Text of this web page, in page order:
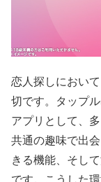
恋人探しにおい
切です。タップ
アプリとして、
共通の趣味で出
きる機能、そし
です。こうした